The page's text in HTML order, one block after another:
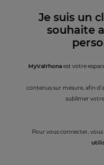
Je suis un
souhaite
MyValrhonaest votre
contenus sur mesure, afin
sublimer votre
Pour vous connecter,